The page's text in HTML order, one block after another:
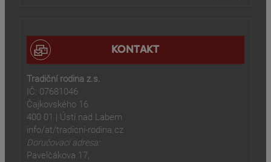
KONTAKT
Tradiční rodina z.s.
IČ: 07681046
Čajkovského 16
400 01 | Ústí nad Labem
info/at/tradicni-rodina.cz
Doručovací adresa:
Pavelčákova 17,